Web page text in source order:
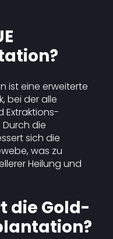
ist eine erweiterte
bei der alle
Extraktions-
die
sich die
was zu
Heilung und
die Gold-